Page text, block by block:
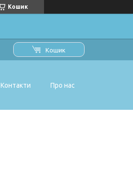
Кошик
Кошик
Контакти Про нас